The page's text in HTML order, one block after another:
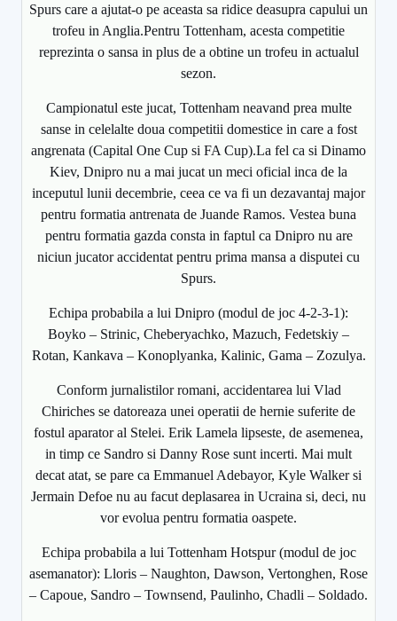
Spurs care a ajutat-o pe aceasta sa ridice deasupra capului un
trofeu in Anglia.Pentru Tottenham, acesta competitie
reprezinta o sansa in plus de a obtine un trofeu in actualul
sezon.
Campionatul este jucat, Tottenham neavand prea multe
sanse in celelalte doua competitii domestice in care a fost
angrenata (Capital One Cup si FA Cup).La fel ca si Dinamo
Kiev, Dnipro nu a mai jucat un meci oficial inca de la
inceputul lunii decembrie, ceea ce va fi un dezavantaj major
pentru formatia antrenata de Juande Ramos. Vestea buna
pentru formatia gazda consta in faptul ca Dnipro nu are
niciun jucator accidentat pentru prima mansa a disputei cu
Spurs.
Echipa probabila a lui Dnipro (modul de joc 4-2-3-1):
Boyko – Strinic, Cheberyachko, Mazuch, Fedetskiy –
Rotan, Kankava – Konoplyanka, Kalinic, Gama – Zozulya.
Conform jurnalistilor romani, accidentarea lui Vlad
Chiriches se datoreaza unei operatii de hernie suferite de
fostul aparator al Stelei. Erik Lamela lipseste, de asemenea,
in timp ce Sandro si Danny Rose sunt incerti. Mai mult
decat atat, se pare ca Emmanuel Adebayor, Kyle Walker si
Jermain Defoe nu au facut deplasarea in Ucraina si, deci, nu
vor evolua pentru formatia oaspete.
Echipa probabila a lui Tottenham Hotspur (modul de joc
asemanator): Lloris – Naughton, Dawson, Vertonghen, Rose
– Capoue, Sandro – Townsend, Paulinho, Chadli – Soldado.